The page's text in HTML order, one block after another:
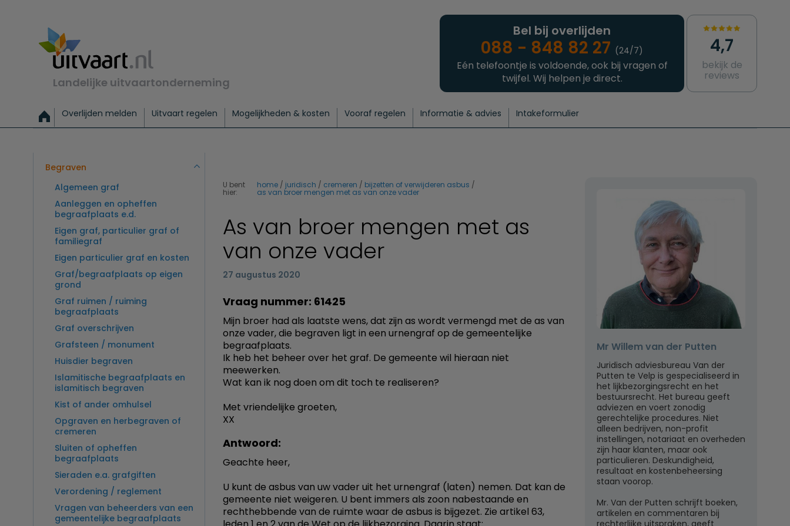
Landelijke uitvaartonderneming
Bel bij overlijden
088 - 848 82 27 (24/7)
Eén telefoontje is voldoende, ook bij vragen of
twijfel. Wij helpen je direct.
4,7
bekijk de
reviews
Overlijden melden Uitvaart regelen Mogelijkheden & kosten
Exclusieve uitvaart Begrafenis Basis
Vooraf regelen Informatie & advies Intakeformulier
Begraven
Algemeen graf
Aanleggen en opheffen
begraafplaats e.d.
Eigen graf, particulier graf of
familiegraf
Eigen particulier graf en kosten
Graf/begraafplaats op eigen
grond
Graf ruimen / ruiming
begraafplaats
Graf overschrijven
Grafsteen / monument
Huisdier begraven
Islamitische begraafplaats en
islamitisch begraven
Kist of ander omhulsel
Opgraven en herbegraven of
cremeren
Sluiten of opheffen
begraafplaats
Sieraden e.a. grafgiften
Verordening / reglement
Vragen van beheerders van een
gemeentelijke begraafplaats
U bent
hier:
home juridisch cremeren bijzetten of verwijderen asbus
as van broer mengen met as van onze vader
As van broer mengen met as
van onze vader
27 augustus 2020
Vraag nummer: 61425
Mijn broer had als laatste wens, dat zijn as wordt vermengd met de as van
onze vader, die begraven ligt in een urnengraf op de gemeentelijke
begraafplaats.
Ik heb het beheer over het graf. De gemeente wil hieraan niet
meewerken.
Wat kan ik nog doen om dit toch te realiseren?
Met vriendelijke groeten,
XX
Antwoord:
Geachte heer,
U kunt de asbus van uw vader uit het urnengraf (laten) nemen. Dat kan de
gemeente niet weigeren. U bent immers als zoon nabestaande en
rechthebbende van de ruimte waar de asbus is bijgezet. Zie artikel 63,
Mr Willem van der Putten
Juridisch adviesbureau Van der
Putten te Velp is gespecialiseerd in
het lijkbezorgingsrecht en het
bestuursrecht. Het bureau geeft
adviezen en voert zonodig
gerechtelijke procedures. Niet
alleen bedrijven, non-profit
instellingen, notariaat en overheden
zijn haar klanten, maar ook
particulieren. Deskundigheid,
resultaat en kostenbeheersing
staan voorop.
Mr. Van der Putten schrijft boeken,
artikelen en commentaren bij